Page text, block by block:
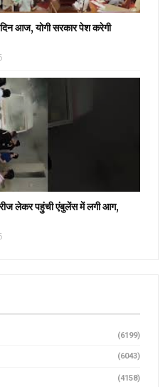
आज, योगी सरकार पेश करेगी
लेकर पहुंची एंबुलेंस में लगी आग,
(6199)
(6043)
(4158)